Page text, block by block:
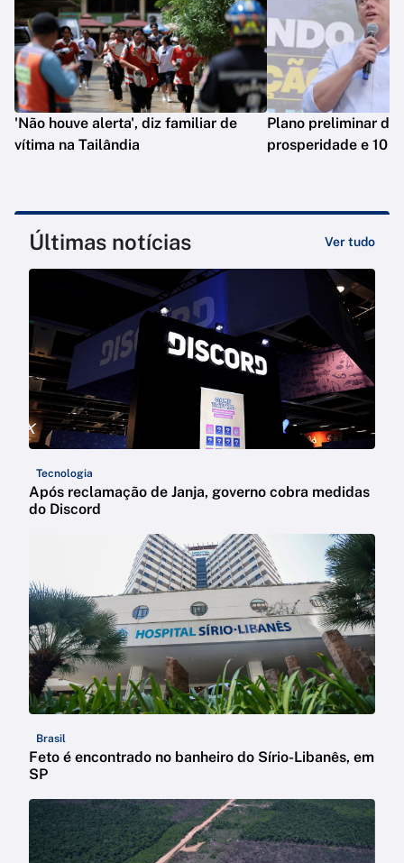
'Não houve alerta', diz familiar de
vítima na Tailândia
Plano preliminar de
prosperidade e 10
Últimas notícias Ver tudo
Tecnologia
Após reclamação de Janja, governo cobra medidas
do Discord
Brasil
Feto é encontrado no banheiro do Sírio-Libanês, em
SP